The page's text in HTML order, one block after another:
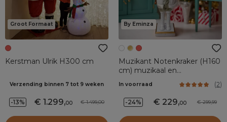
Groot Formaat
Kerstman Ulrik H300 cm
Verzending binnen 7 tot 9 weken
-13% 1.299,00 1.499,00
By Eminza
Muzikant Notenkraker (H160
cm) muzikaal en
In voorraad (2)
-24% 229,00 299,99